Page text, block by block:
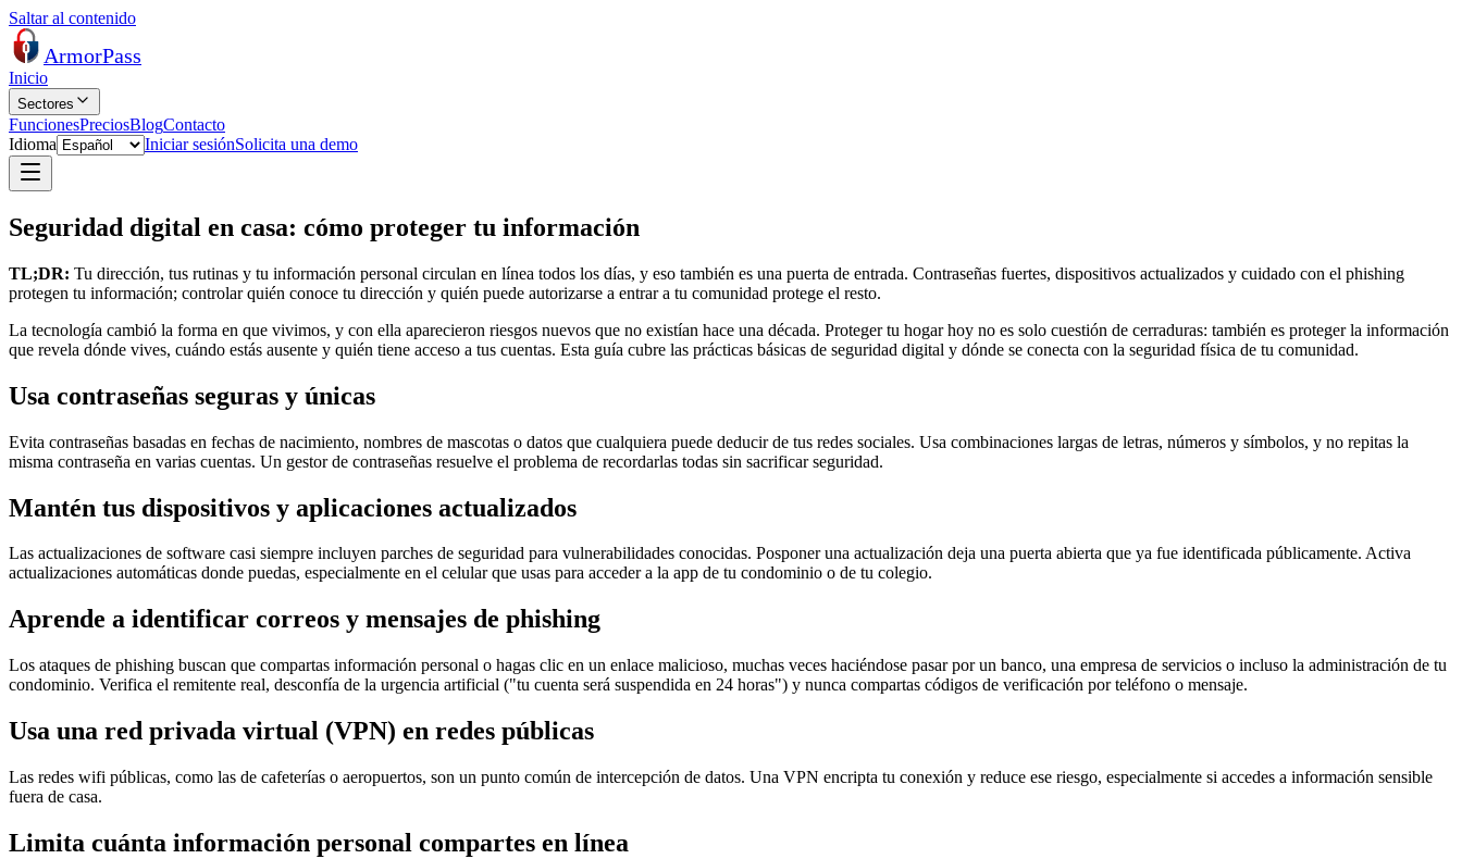
Saltar al contenido
ArmorPass
Inicio
Sectores
FuncionesPreciosBlogContacto
Idioma
Iniciar sesiónSolicita una demo
Seguridad digital en casa: cómo proteger tu información
TL;DR: Tu dirección, tus rutinas y tu información personal circulan en línea todos los días, y eso también es una puerta de entrada. Contraseñas fuertes, dispositivos actualizados y cuidado con el phishing
protegen tu información; controlar quién conoce tu dirección y quién puede autorizarse a entrar a tu comunidad protege el resto.
La tecnología cambió la forma en que vivimos, y con ella aparecieron riesgos nuevos que no existían hace una década. Proteger tu hogar hoy no es solo cuestión de cerraduras: también es proteger la información
que revela dónde vives, cuándo estás ausente y quién tiene acceso a tus cuentas. Esta guía cubre las prácticas básicas de seguridad digital y dónde se conecta con la seguridad física de tu comunidad.
Usa contraseñas seguras y únicas
Evita contraseñas basadas en fechas de nacimiento, nombres de mascotas o datos que cualquiera puede deducir de tus redes sociales. Usa combinaciones largas de letras, números y símbolos, y no repitas la
misma contraseña en varias cuentas. Un gestor de contraseñas resuelve el problema de recordarlas todas sin sacrificar seguridad.
Mantén tus dispositivos y aplicaciones actualizados
Las actualizaciones de software casi siempre incluyen parches de seguridad para vulnerabilidades conocidas. Posponer una actualización deja una puerta abierta que ya fue identificada públicamente. Activa
actualizaciones automáticas donde puedas, especialmente en el celular que usas para acceder a la app de tu condominio o de tu colegio.
Aprende a identificar correos y mensajes de phishing
Los ataques de phishing buscan que compartas información personal o hagas clic en un enlace malicioso, muchas veces haciéndose pasar por un banco, una empresa de servicios o incluso la administración de tu
condominio. Verifica el remitente real, desconfía de la urgencia artificial ("tu cuenta será suspendida en 24 horas") y nunca compartas códigos de verificación por teléfono o mensaje.
Usa una red privada virtual (VPN) en redes públicas
Las redes wifi públicas, como las de cafeterías o aeropuertos, son un punto común de intercepción de datos. Una VPN encripta tu conexión y reduce ese riesgo, especialmente si accedes a información sensible
fuera de casa.
Limita cuánta información personal compartes en línea